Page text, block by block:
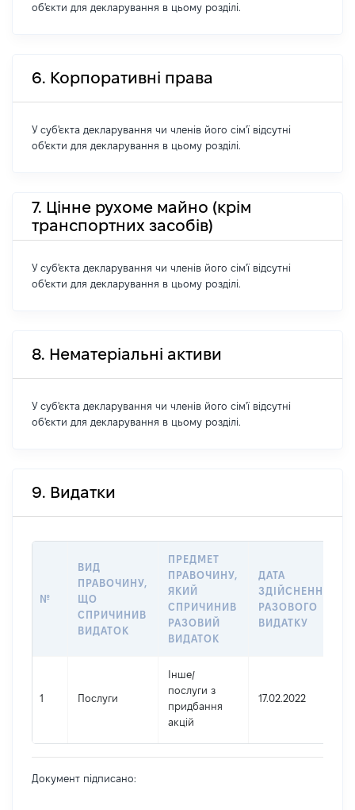
об'єкти для декларування в цьому розділі.
6. Корпоративні права
У суб'єкта декларування чи членів його сім'ї відсутні
об'єкти для декларування в цьому розділі.
7. Цінне рухоме майно (крім
транспортних засобів)
У суб'єкта декларування чи членів його сім'ї відсутні
об'єкти для декларування в цьому розділі.
8. Нематеріальні активи
У суб'єкта декларування чи членів його сім'ї відсутні
об'єкти для декларування в цьому розділі.
9. Видатки
№
ВИД
ПРАВОЧИНУ,
ЩО
СПРИЧИНИВ
ВИДАТОК
ПРЕДМЕТ
ПРАВОЧИНУ,
ЯКИЙ
СПРИЧИНИВ
РАЗОВИЙ
ВИДАТОК
ДАТА
ЗДІЙСНЕННЯ
РАЗОВОГО
ВИДАТКУ
1 Послуги
Інше/
послуги з
придбання
акцій
17.02.2022
Документ підписано: